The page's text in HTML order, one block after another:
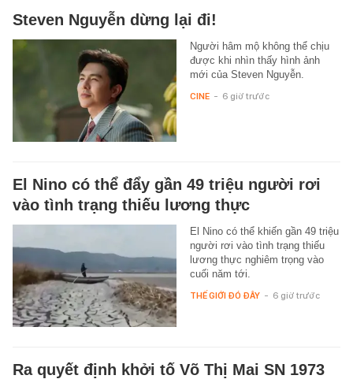
Steven Nguyễn dừng lại đi!
Người hâm mộ không thể chịu
được khi nhìn thấy hình ảnh
mới của Steven Nguyễn.
CINE - 6 giờ trước
El Nino có thể đẩy gần 49 triệu người rơi
vào tình trạng thiếu lương thực
El Nino có thể khiến gần 49 triệu
người rơi vào tình trạng thiếu
lương thực nghiêm trọng vào
cuối năm tới.
THẾ GIỚI ĐÓ ĐÂY - 6 giờ trước
Ra quyết định khởi tố Võ Thị Mai SN 1973